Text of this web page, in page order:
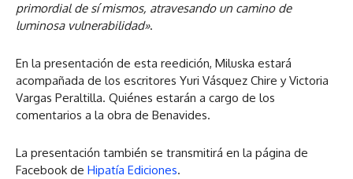
primordial de sí mismos, atravesando un camino de
luminosa vulnerabilidad».
En la presentación de esta reedición, Miluska estará
acompañada de los escritores Yuri Vásquez Chire y Victoria
Vargas Peraltilla. Quiénes estarán a cargo de los
comentarios a la obra de Benavides.
La presentación también se transmitirá en la página de
Facebook de Hipatía Ediciones.